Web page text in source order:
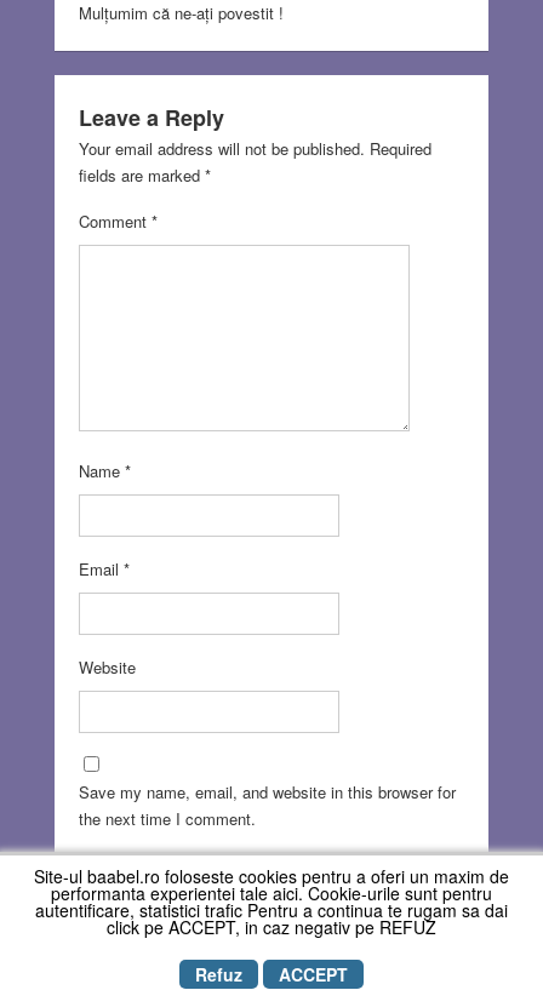
Mulțumim că ne-ați povestit !
Leave a Reply
Your email address will not be published. Required
fields are marked *
Comment *
Name *
Email *
Website
Save my name, email, and website in this browser for
the next time I comment.
Site-ul baabel.ro foloseste cookies pentru a oferi un maxim de
performanta experientei tale aici. Cookie-urile sunt pentru
autentificare, statistici trafic Pentru a continua te rugam sa dai
click pe ACCEPT, in caz negativ pe REFUZ
Refuz
ACCEPT